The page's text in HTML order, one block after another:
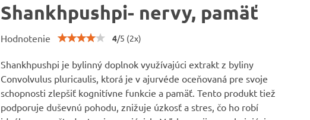
Shankhpushpi- nervy, pamäť
Hodnotenie 4/5 (2x)
Shankhpushpi je bylinný doplnok využívajúci extrakt z byliny
Convolvulus pluricaulis, ktorá je v ajurvéde oceňovaná pre svoje
schopnosti zlepšiť kognitívne funkcie a pamäť. Tento produkt tiež
podporuje duševnú pohodu, znižuje úzkosť a stres, čo ho robí